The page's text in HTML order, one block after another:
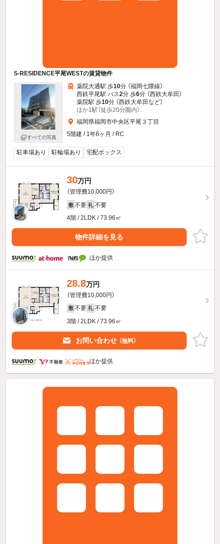
S-RESIDENCE平尾WESTの賃貸物件
すべての写真
薬院大通駅 歩10分 （福岡七隈線）
西鉄平尾駅 バス2分 歩6分 （西鉄大牟田）
薬院駅 歩10分 （西鉄大牟田など）
ほか1駅（徒歩20分圏内）
福岡県福岡市中央区平尾３丁目
5階建 / 1年6ヶ月 / RC
駐車場あり 駐輪場あり 宅配ボックス
30万円
（管理費10,000円）
敷 不要 礼 不要
4階 / 2LDK / 73.96㎡
物件詳細を見る
ほか提供
28.8万円
（管理費10,000円）
敷 不要 礼 不要
3階 / 2LDK / 73.96㎡
お問い合わせ （無料）
ほか提供